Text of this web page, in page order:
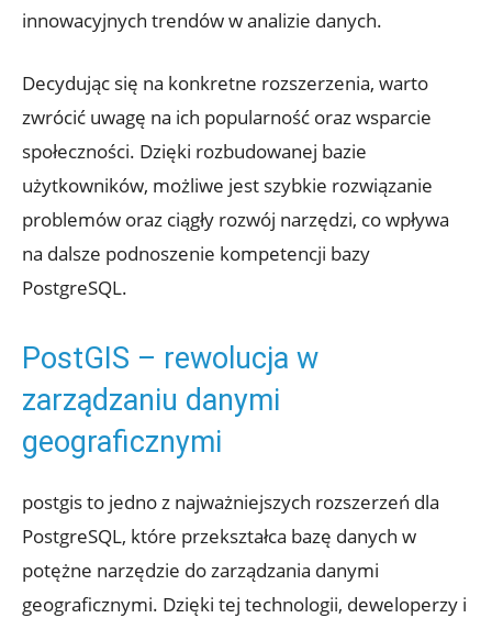
innowacyjnych trendów w analizie danych.
Decydując się na konkretne rozszerzenia,‍ warto
zwrócić ⁤uwagę na⁣ ich popularność‌ oraz wsparcie
społeczności. Dzięki rozbudowanej ‌bazie
użytkowników,⁤ możliwe jest szybkie rozwiązanie⁤
problemów ​oraz ciągły rozwój narzędzi, co​ wpływa
na dalsze podnoszenie kompetencji bazy
PostgreSQL.
PostGIS – rewolucja‍ w
zarządzaniu danymi​
geograficznymi
postgis ‌to ​jedno z ⁢najważniejszych rozszerzeń dla
PostgreSQL, które ‌przekształca bazę⁤ danych w
‍potężne narzędzie do zarządzania danymi
geograficznymi. Dzięki tej technologii,‍ deweloperzy i